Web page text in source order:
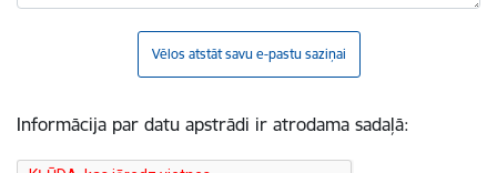
Vēlos atstāt savu e-pastu saziņai
Informācija par datu apstrādi ir atrodama sadaļā: